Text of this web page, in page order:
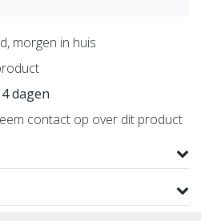
morgen in huis
dagen
contact op over dit product